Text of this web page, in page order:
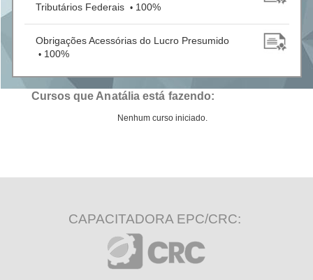
Tributários Federais • 100%
Obrigações Acessórias do Lucro Presumido
• 100%
Cursos que Anatália está fazendo:
Nenhum curso iniciado.
CAPACITADORA EPC/CRC: